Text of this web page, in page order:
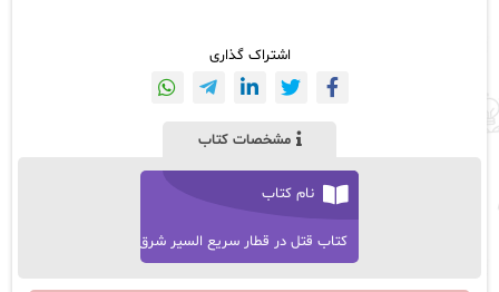
اشتراک گذاری
مشخصات کتاب
نام کتاب
کتاب قتل در قطار سریع السیر شرق